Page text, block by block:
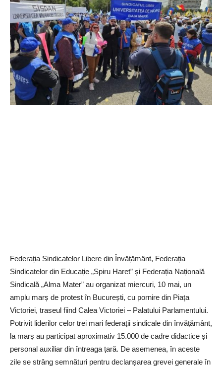
Federația Sindicatelor Libere din Învățământ, Federația
Sindicatelor din Educație „Spiru Haret” și Federația Națională
Sindicală „Alma Mater” au organizat miercuri, 10 mai, un
amplu marș de protest în București, cu pornire din Piața
Victoriei, traseul fiind Calea Victoriei – Palatului Parlamentului.
Potrivit liderilor celor trei mari federații sindicale din învățământ,
la marș au participat aproximativ 15.000 de cadre didactice și
personal auxiliar din întreaga țară. De asemenea, în aceste
zile se strâng semnături pentru declanșarea grevei generale în